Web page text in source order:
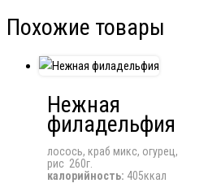
Похожие товары
Нежная
филадельфия
лосось, краб микс, огурец,
рис 260г.
калорийность: 405ккал